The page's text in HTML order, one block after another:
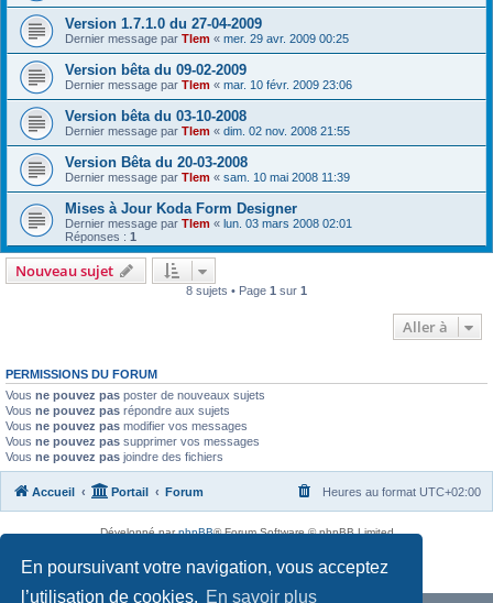
En poursuivant votre navigation, vous acceptez
l’utilisation de cookies. En savoir plus
Version 1.7.1.0 du 27-04-2009
Dernier message par Tlem « mer. 29 avr. 2009 00:25
Version bêta du 09-02-2009
Dernier message par Tlem « mar. 10 févr. 2009 23:06
Version bêta du 03-10-2008
Dernier message par Tlem « dim. 02 nov. 2008 21:55
Version Bêta du 20-03-2008
Dernier message par Tlem « sam. 10 mai 2008 11:39
Mises à Jour Koda Form Designer
Dernier message par Tlem « lun. 03 mars 2008 02:01
Réponses : 1
Nouveau sujet
8 sujets • Page 1 sur 1
Aller à
PERMISSIONS DU FORUM
Vous ne pouvez pas poster de nouveaux sujets
Vous ne pouvez pas répondre aux sujets
Vous ne pouvez pas modifier vos messages
Vous ne pouvez pas supprimer vos messages
Vous ne pouvez pas joindre des fichiers
Accueil Portail Forum Heures au format UTC+02:00
Développé parphpBB® Forum Software © phpBB Limited
Confidentialité| Conditions